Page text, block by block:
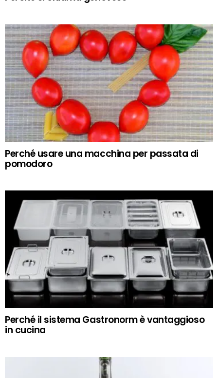
Perché usare una macchina per passata di
pomodoro
Perché il sistema Gastronorm è vantaggioso
in cucina